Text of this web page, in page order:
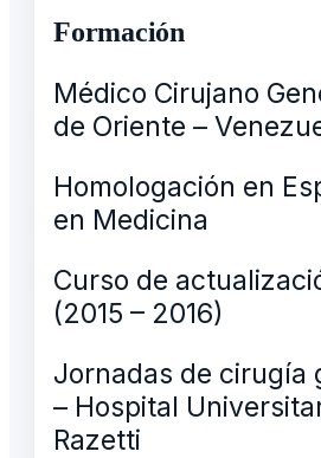
Formación
Médico Cirujano
de Oriente –
Homologación en
en Medicina
Curso de
(2015 – 2016)
Jornadas de cirugía
– Hospital
Razetti